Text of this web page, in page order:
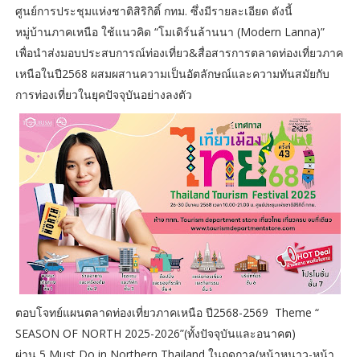
ศูนย์การประชุมแห่งชาติสิริกิติ์ กทม. ซึ่งมีรายละเอียด ดังนี้
หมู่บ้านภาคเหนือ ใช้แนวคิด “โมเดิร์นล้านนา (Modern Lanna)”
เพื่อนำส่งมอบประสบการณ์ท่องเที่ยว&สื่อสารการตลาดท่องเที่ยวภาค
เหนือในปี2568 ผสมผสานความเป็นอัตลักษณ์และความทันสมัยกับ
การท่องเที่ยวในยุคปัจจุบันอย่างลงตัว
ตอบโจทย์แผนตลาดท่องเที่ยวภาคเหนือ ปี2568-2569 Theme “
SEASON OF NORTH 2025-2026”(ทั้งปัจจุบันและอนาคต)